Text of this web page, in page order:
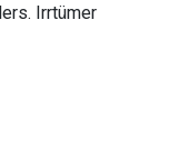
Irrtümer